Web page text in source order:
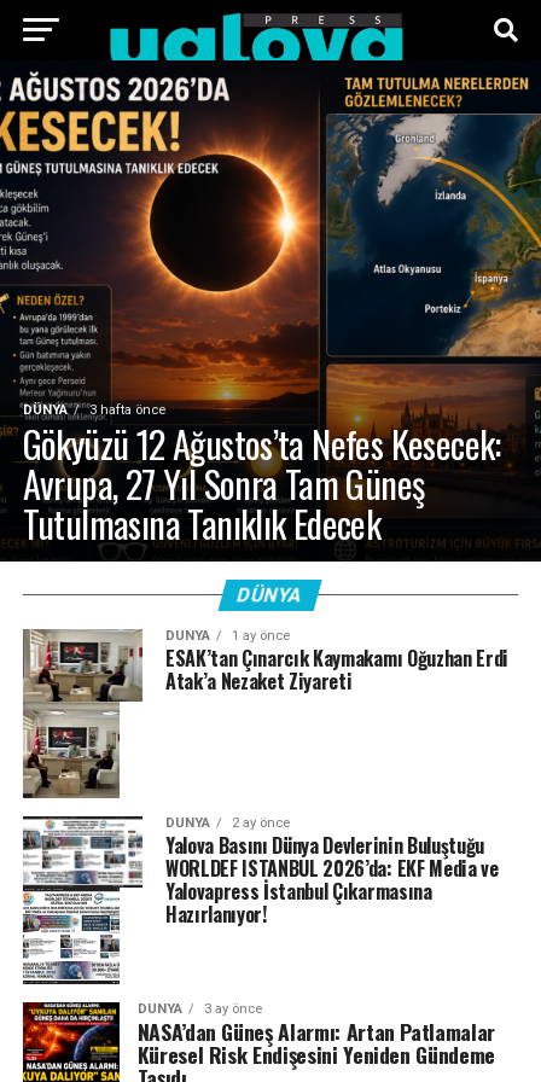
ANA SAYFA FOTO GALERI VIDEO GALERI
TEKNOLOJI EKONOMI SPOR SIYASET
KÜNYE
DÜNYA 3 hafta önce
Gökyüzü 12 Ağustos’ta Nefes Kesecek:
Avrupa, 27 Yıl Sonra Tam Güneş
Tutulmasına Tanıklık Edecek
DÜNYA
DÜNYA 1 ay önce
ESAK’tan Çınarcık Kaymakamı Oğuzhan Erdi
Atak’a Nezaket Ziyareti
DÜNYA 2 ay önce
Yalova Basını Dünya Devlerinin Buluştuğu
WORLDEF ISTANBUL 2026’da: EKF Media ve
Yalovapress İstanbul Çıkarmasına
Hazırlanıyor!
DÜNYA 3 ay önce
NASA’dan Güneş Alarmı: Artan Patlamalar
Küresel Risk Endişesini Yeniden Gündeme